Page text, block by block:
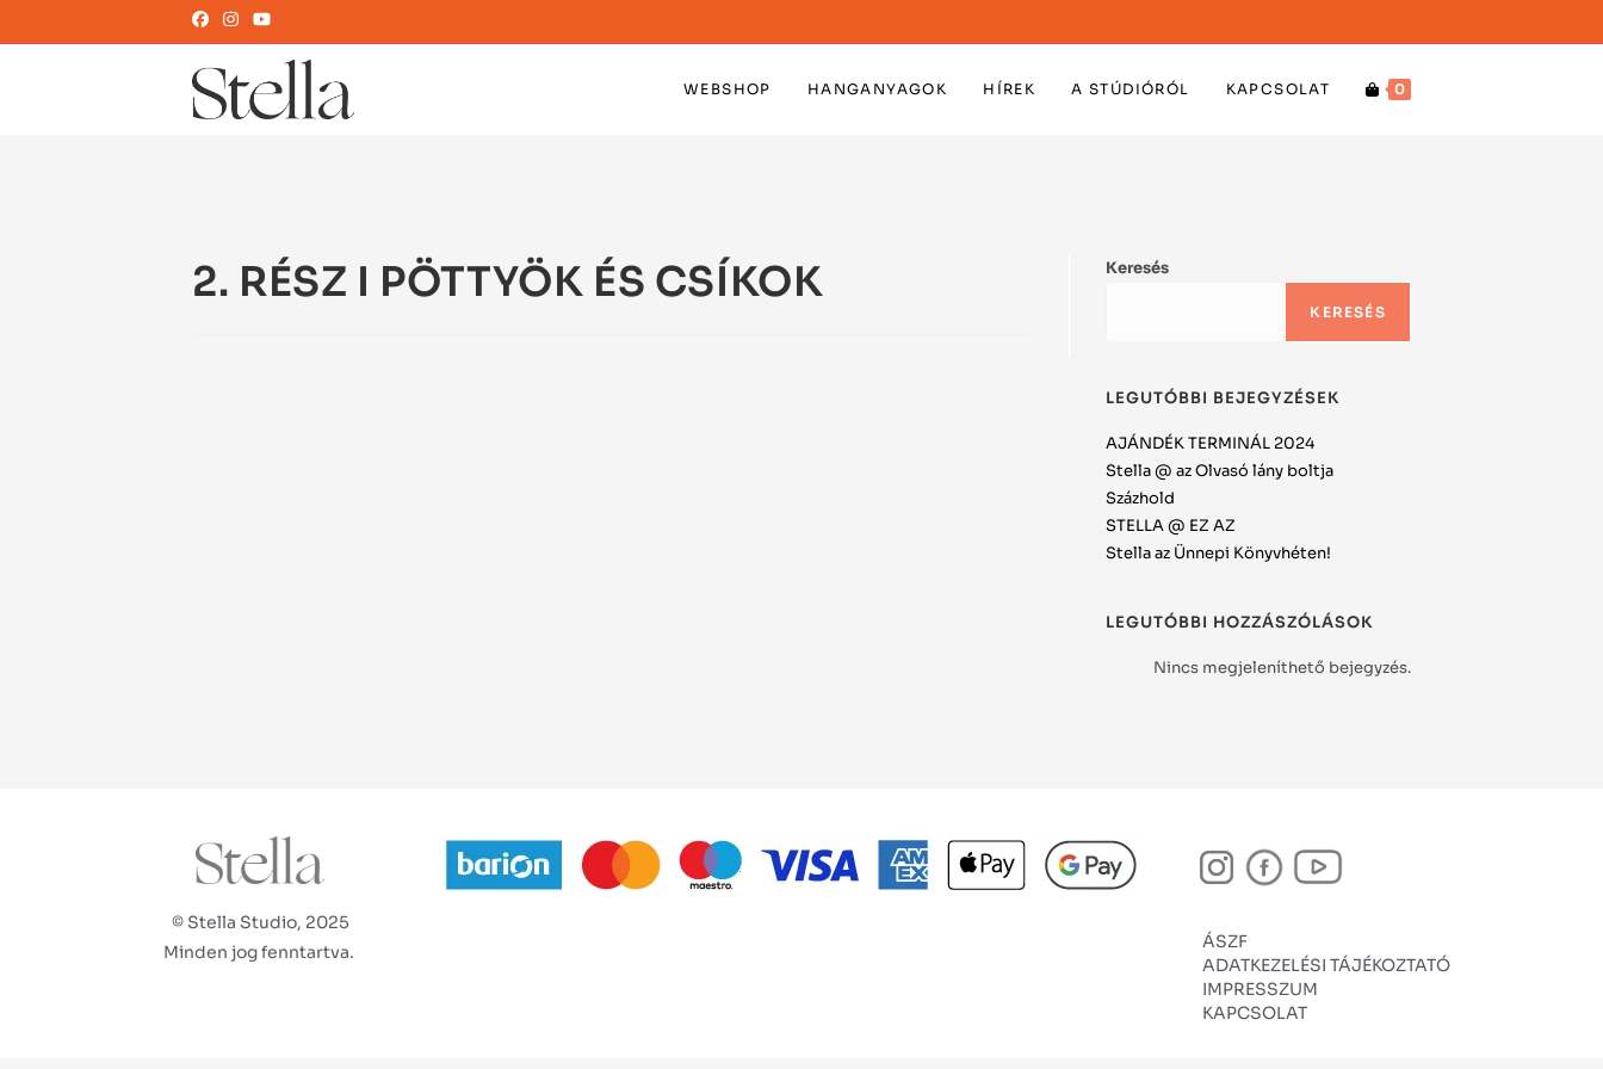
WEBSHOP HANGANYAGOK HÍREK A STÚDIÓRÓL KAPCSOLAT 0
2. RÉSZ I PÖTTYÖK ÉS CSÍKOK Keresés
KERESÉS
LEGUTÓBBI BEJEGYZÉSEK
AJÁNDÉK TERMINÁL 2024
Stella @ az Olvasó lány boltja
Százhold
STELLA @ EZ AZ
Stella az Ünnepi Könyvhéten!
LEGUTÓBBI HOZZÁSZÓLÁSOK
Nincs megjeleníthető bejegyzés.
© Stella Studio, 2025
Minden jog fenntartva.
ÁSZF
ADATKEZELÉSI TÁJÉKOZTATÓ
IMPRESSZUM
KAPCSOLAT